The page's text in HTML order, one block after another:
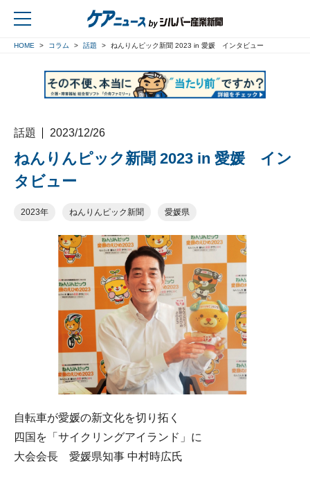
HOME コラム 話題 ねんりんピック新聞 2023 in 愛媛 インタビュー
話題 2023/12/26
ねんりんピック新聞 2023 in 愛媛 イン
タビュー
2023年 ねんりんピック新聞 愛媛県
自転車が愛媛の新文化を切り拓く
四国を「サイクリングアイランド」に
大会会長 愛媛県知事 中村時広氏